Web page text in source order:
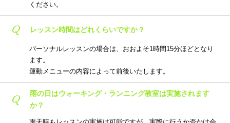
ください。
Q レッスン時間はどれくらいですか？
パーソナルレッスンの場合は、おおよそ1時間15分ほどとなり
ます。
運動メニューの内容によって前後いたします。
Q
雨の日はウォーキング・ランニング教室は実施されます
か？